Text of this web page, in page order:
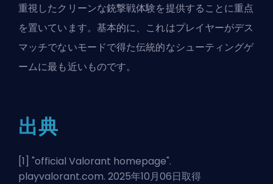
重視したクリーンな銃撃戦体験を提供することに重点
を置いています。基本的に、これはプレイヤーがデス
マッチでないモードで得た伝統的なシューティングゲ
ームに最も近いものです。
出典
[1] "official Valorant homepage".
playvalorant.com. 2025年10月06日取得